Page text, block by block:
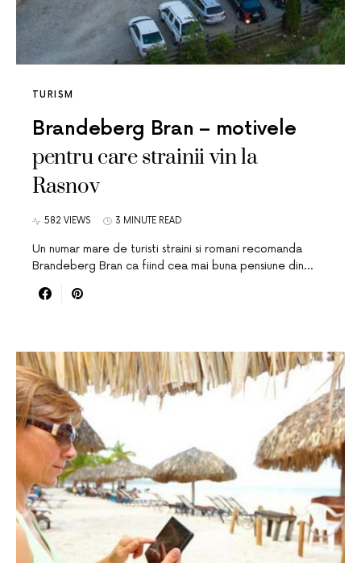
TURISM
Brandeberg Bran – motivele
pentru care strainii vin la
Rasnov
582 VIEWS 3 MINUTE READ
Un numar mare de turisti straini si romani recomanda
Brandeberg Bran ca fiind cea mai buna pensiune din…